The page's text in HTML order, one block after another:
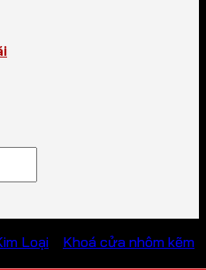
Loại
Khoá cửa nhôm kẽm